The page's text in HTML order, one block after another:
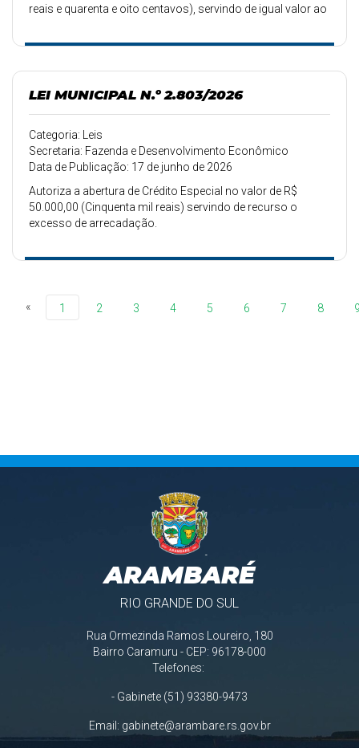
reais e quarenta e oito centavos), servindo de igual valor ao
LEI MUNICIPAL N.º 2.803/2026
Categoria: Leis
Secretaria: Fazenda e Desenvolvimento Econômico
Data de Publicação: 17 de junho de 2026
Autoriza a abertura de Crédito Especial no valor de R$
50.000,00 (Cinquenta mil reais) servindo de recurso o
excesso de arrecadação.
« 1 2 3 4 5 6 7 8
ARAMBARÉ
RIO GRANDE DO SUL
Rua Ormezinda Ramos Loureiro, 180
Bairro Caramuru - CEP: 96178-000
Telefones:
- Gabinete (51) 93380-9473
Email: gabinete@arambare.rs.gov.br